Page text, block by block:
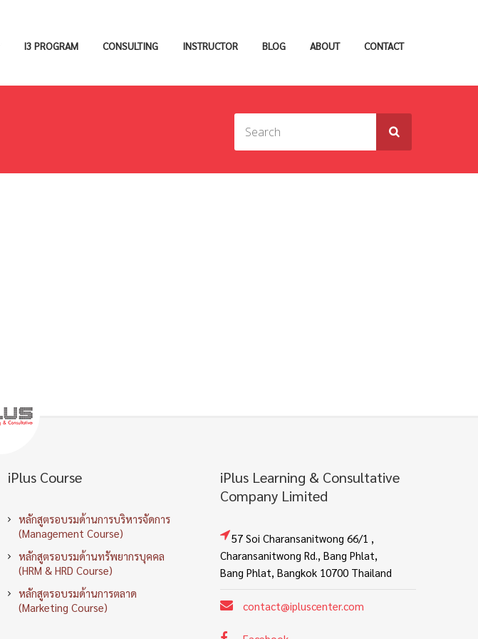
I3 PROGRAM CONSULTING INSTRUCTOR BLOG ABOUT CONTACT
iPlus Course
หลักสูตรอบรมด้านการบริหารจัดการ
(Management Course)
หลักสูตรอบรมด้านทรัพยากรบุคคล
(HRM & HRD Course)
หลักสูตรอบรมด้านการตลาด
(Marketing Course)
iPlus Learning & Consultative
Company Limited
57 Soi Charansanitwong 66/1 ,
Charansanitwong Rd., Bang Phlat,
Bang Phlat, Bangkok 10700 Thailand
contact@ipluscenter.com